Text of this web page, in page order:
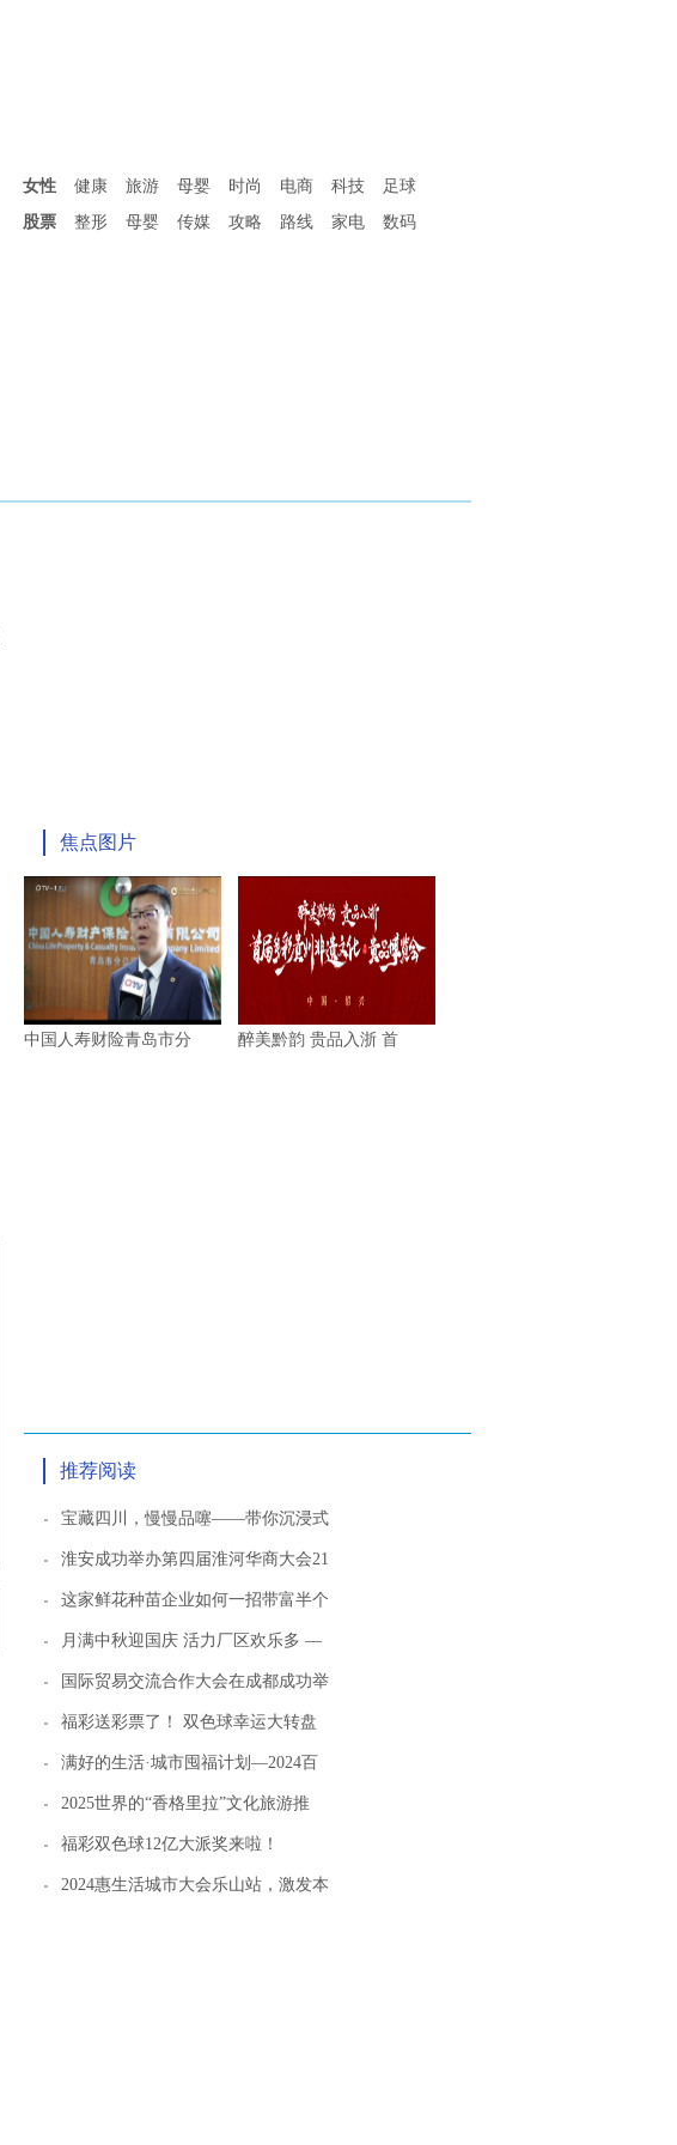
女性 健康 旅游 母婴 时尚 电商 科技
足球
股票 整形 母婴 传媒 攻略 路线 家电 数码
焦点图片
中国人寿财险青岛市分 醉美黔韵 贵品入浙 首
推荐阅读
宝藏四川，慢慢品噻——带你沉浸式
淮安成功举办第四届淮河华商大会21
这家鲜花种苗企业如何一招带富半个
月满中秋迎国庆 活力厂区欢乐多 —
国际贸易交流合作大会在成都成功举
福彩送彩票了！ 双色球幸运大转盘
满好的生活·城市囤福计划—2024百
2025世界的“香格里拉”文化旅游推
福彩双色球12亿大派奖来啦！
2024惠生活城市大会乐山站，激发本